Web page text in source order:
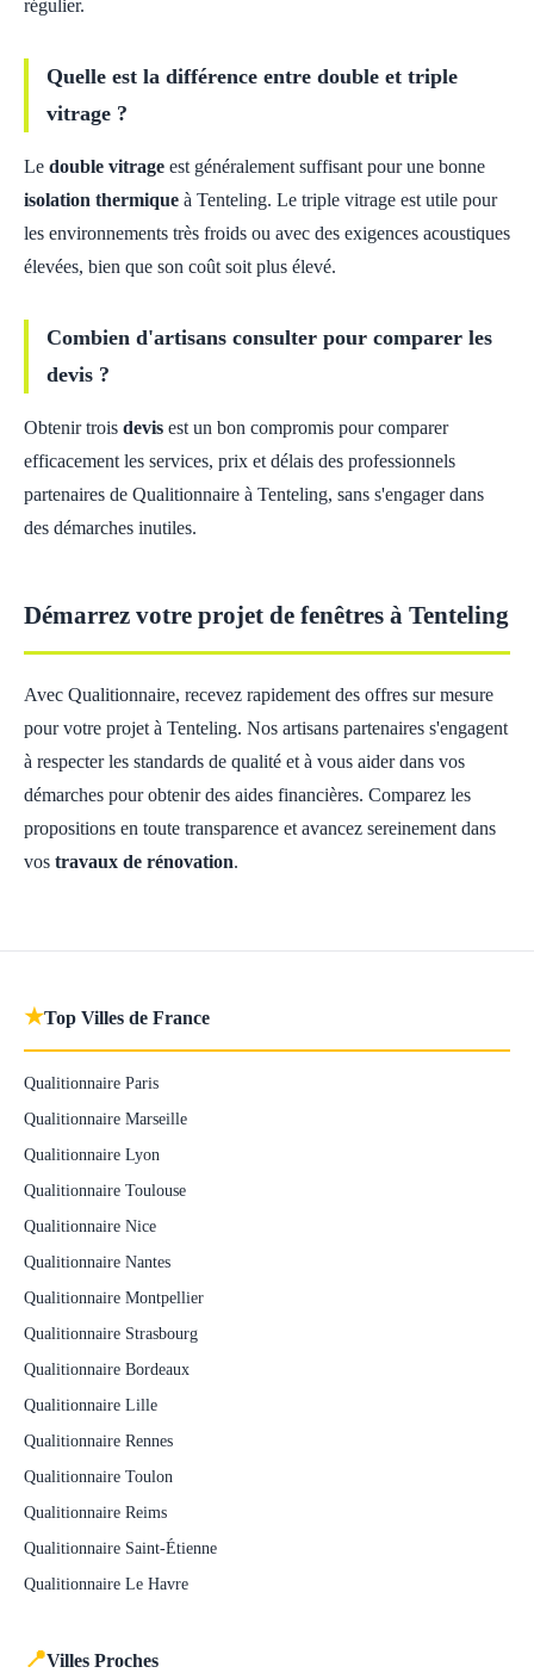
régulier.
Quelle est la différence entre double et triple
vitrage ?
Le double vitrage est généralement suffisant pour une bonne
isolation thermique à Tenteling. Le triple vitrage est utile pour
les environnements très froids ou avec des exigences acoustiques
élevées, bien que son coût soit plus élevé.
Combien d'artisans consulter pour comparer les
devis ?
Obtenir trois devis est un bon compromis pour comparer
efficacement les services, prix et délais des professionnels
partenaires de Qualitionnaire à Tenteling, sans s'engager dans
des démarches inutiles.
Démarrez votre projet de fenêtres à Tenteling
Avec Qualitionnaire, recevez rapidement des offres sur mesure
pour votre projet à Tenteling. Nos artisans partenaires s'engagent
à respecter les standards de qualité et à vous aider dans vos
démarches pour obtenir des aides financières. Comparez les
propositions en toute transparence et avancez sereinement dans
vos travaux de rénovation.
★Top Villes de France
Qualitionnaire Paris
Qualitionnaire Marseille
Qualitionnaire Lyon
Qualitionnaire Toulouse
Qualitionnaire Nice
Qualitionnaire Nantes
Qualitionnaire Montpellier
Qualitionnaire Strasbourg
Qualitionnaire Bordeaux
Qualitionnaire Lille
Qualitionnaire Rennes
Qualitionnaire Toulon
Qualitionnaire Reims
Qualitionnaire Saint-Étienne
Qualitionnaire Le Havre
📍Villes Proches